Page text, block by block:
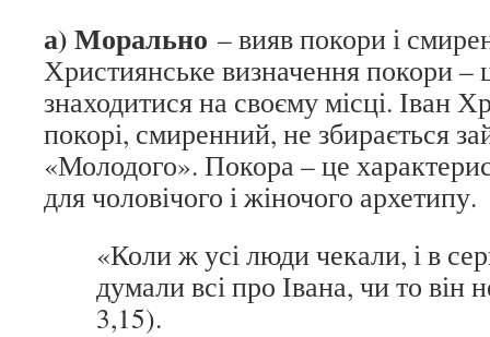
а) Морально – вияв покори і
Християнське визначення покори –
знаходитися на своєму місці. Іван
покорі, смиренний, не збирається
«Молодого». Покора – це
для чоловічого і жіночого архетипу.
«Коли ж усі люди чекали, і в
думали всі про Івана, чи то він
3,15).